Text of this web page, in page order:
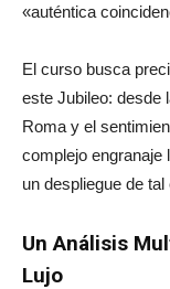
«auténtica
El curso busca
este Jubileo: desde
Roma y el
complejo engranaje
un despliegue de
Un Análisis
Lujo